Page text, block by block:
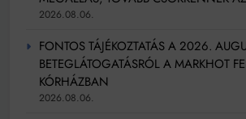
2026.08.06.
FONTOS TÁJÉKOZTATÁS A 2026.
BETEGLÁTOGATÁSRÓL A MARKHOT
KÓRHÁZBAN
2026.08.06.